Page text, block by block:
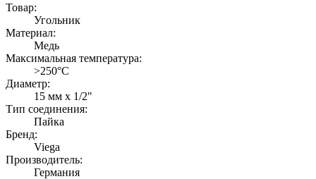
Товар:
Угольник
Материал:
Медь
Максимальная температура:
>250°C
Диаметр:
15 мм x 1/2"
Тип соединения:
Пайка
Бренд:
Viega
Производитель:
Германия